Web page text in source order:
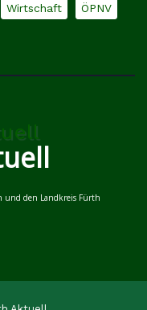
Wirtschaft ÖPNV
und den Landkreis Fürth